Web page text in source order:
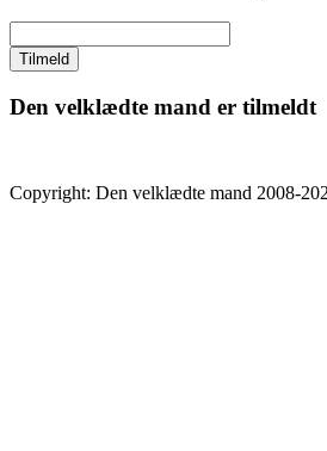
Den velklædte mand er tilmeldt
Copyright: Den velklædte mand 2008-